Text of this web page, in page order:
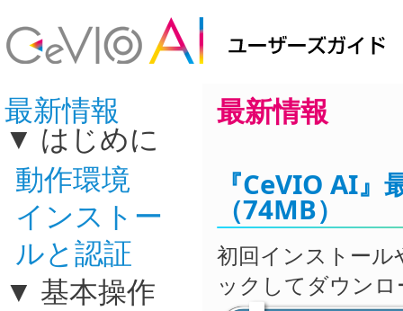
最新情報
はじめに
動作環境
インストー
ルと認証
基本操作
最新情報
『CeVIO AI
（74MB）
初回インストー
ックしてダウン